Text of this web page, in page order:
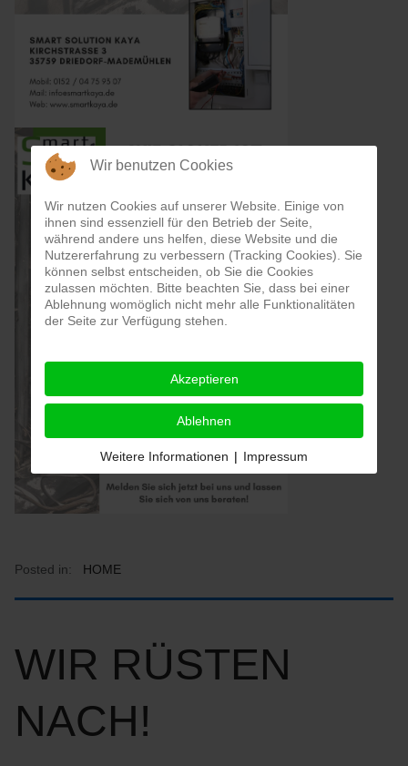
Posted in: HOME
WIR RÜSTEN
NACH!
Wir benutzen Cookies
Wir nutzen Cookies auf unserer Website. Einige von
ihnen sind essenziell für den Betrieb der Seite,
während andere uns helfen, diese Website und die
Nutzererfahrung zu verbessern (Tracking Cookies). Sie
können selbst entscheiden, ob Sie die Cookies
zulassen möchten. Bitte beachten Sie, dass bei einer
Ablehnung womöglich nicht mehr alle Funktionalitäten
der Seite zur Verfügung stehen.
Akzeptieren
Ablehnen
Weitere Informationen | Impressum